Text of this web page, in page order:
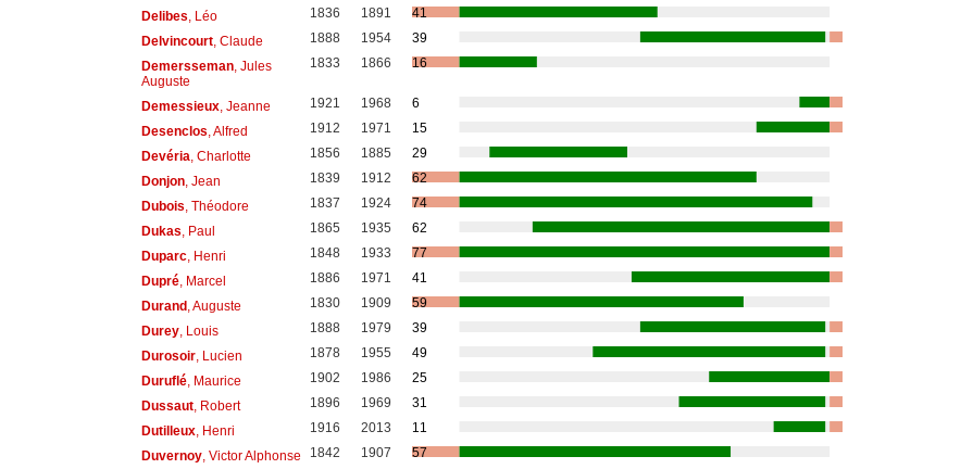
Delibes , Léo 1836 1891
41
Delvincourt, Claude 1888 1954
39
Demersseman, Jules
Auguste
1833 1866 16
Demessieux, Jeanne 1921 1968
6
Desenclos , Alfred 1912 1971
15
Devéria , Charlotte 1856 1885
29
Donjon, Jean 1839 1912
62
Dubois , Théodore 1837 1924
74
Dukas , Paul 1865 1935
62
Duparc, Henri 1848 1933
77
Dupré, Marcel 1886 1971
41
Durand, Auguste 1830 1909
59
Durey, Louis 1888 1979
39
Durosoir, Lucien 1878 1955
49
Duruflé, Maurice 1902 1986
25
Dussaut, Robert 1896 1969
31
Dutilleux, Henri 1916 2013
11
Duvernoy, Victor Alphonse 1842 1907
57